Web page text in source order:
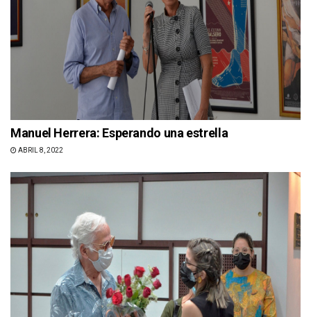
Manuel Herrera: Esperando una estrella
ABRIL 8, 2022